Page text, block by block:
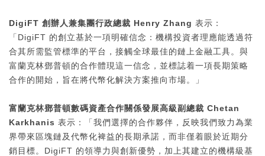
DigiFT 創辦人兼集團行政總裁 Henry Zhang 表示：
「DigiFT 的創立基於一項明確信念：機構投資者理應能透過符
合其所需監管標準的平台，接觸全球最佳的鏈上金融工具。與
富蘭克林鄧普頓的合作體現這一信念，並標誌着一項長期策略
合作的開始，旨在將代幣化解決方案推向市場。」
富蘭克林鄧普頓數碼資產合作關係發展高級副總裁 Chetan
Karkhanis 表示：「我們選擇的合作夥伴，反映我們致力為業
界帶來區塊鏈及代幣化裨益的長期承諾，而非僅着眼於近期分
銷目標。DigiFT 的領導力與創新優勢，加上其建立的機構級基